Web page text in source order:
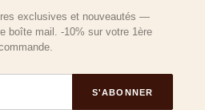
exclusives et nouveautés —
boîte mail. -10% sur votre 1ère
S'ABONNER